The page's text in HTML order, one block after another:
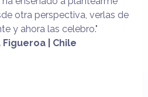
otra perspectiva, verlas de
y ahora las celebro."
| Chile